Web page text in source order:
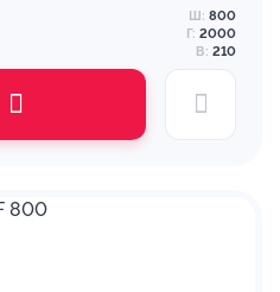
Ш: 800
Г: 2000
В: 210